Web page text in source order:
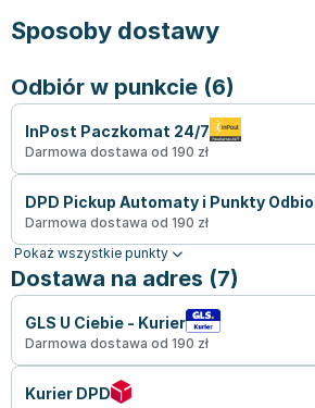
Sposoby dostawy
Odbiór w punkcie (6)
InPost Paczkomat 24/7
Darmowa dostawa od 190 zł
DPD Pickup Automaty i Punkty
Darmowa dostawa od 190 zł
Pokaż wszystkie punkty
Dostawa na adres (7)
GLS U Ciebie - Kurier
Darmowa dostawa od 190 zł
Kurier DPD